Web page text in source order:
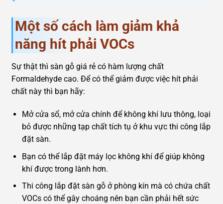
Một số cách làm giảm khả
năng hít phải VOCs
Sự thật thì sàn gỗ giá rẻ có hàm lượng chất
Formaldehyde cao. Để có thể giảm được việc hít phải
chất này thì bạn hãy:
Mở cửa sổ, mở cửa chính để không khí lưu thông, loại
bỏ được những tạp chất tích tụ ở khu vực thi công lắp
đặt sàn.
Bạn có thể lắp đặt máy lọc không khí để giúp không
khí được trong lành hơn.
Thi công lắp đặt sàn gỗ ở phòng kín mà có chứa chất
VOCs có thể gây choáng nên bạn cần phải hết sức